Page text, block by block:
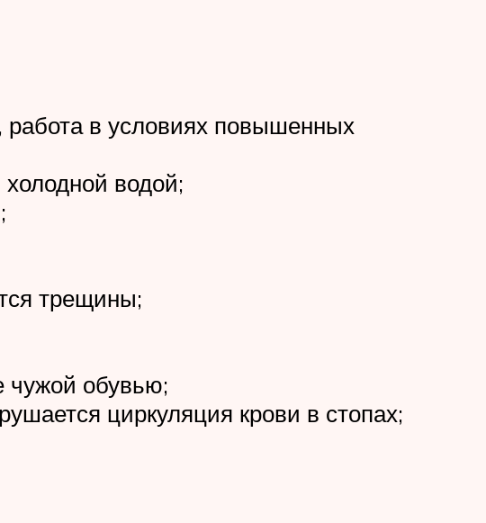
работа в условиях повышенных
водой;
трещины;
чужой обувью;
циркуляция крови в стопах;